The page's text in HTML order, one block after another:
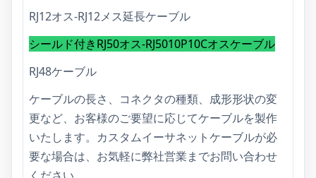
RJ12オス-RJ12メス延長ケーブル
シールド付きRJ50オス-RJ5010P10Cオスケーブル
RJ48ケーブル
ケーブルの長さ、コネクタの種類、成形形状の変
更など、お客様のご要望に応じてケーブルを製作
いたします。カスタムイーサネットケーブルが必
要な場合は、お気軽に弊社営業までお問い合わせ